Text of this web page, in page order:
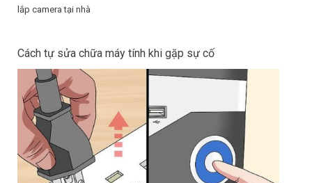
lắp camera tại nhà
Cách tự sửa chữa máy tính khi gặp sự cố